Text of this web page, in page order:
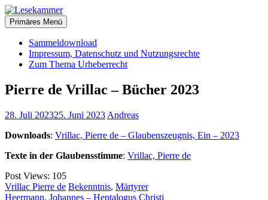
Zum
Inhalt
springen
Lesekammer
christliche Bücher zum kostenlosen Download
Primäres Menü
Sammeldownload
Impressum, Datenschutz und Nutzungsrechte
Zum Thema Urheberrecht
Pierre de Vrillac – Bücher 2023
28. Juli 202325. Juni 2023 Andreas
Downloads: Vrillac, Pierre de – Glaubenszeugnis, Ein – 2023
Texte in der Glaubensstimme: Vrillac, Pierre de
Post Views: 105
Vrillac Pierre de Bekenntnis, Märtyrer
Heermann, Johannes – Heptalogus Christi